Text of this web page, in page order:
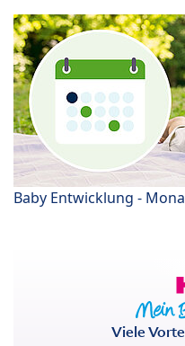
Baby Entwicklung -
Viele